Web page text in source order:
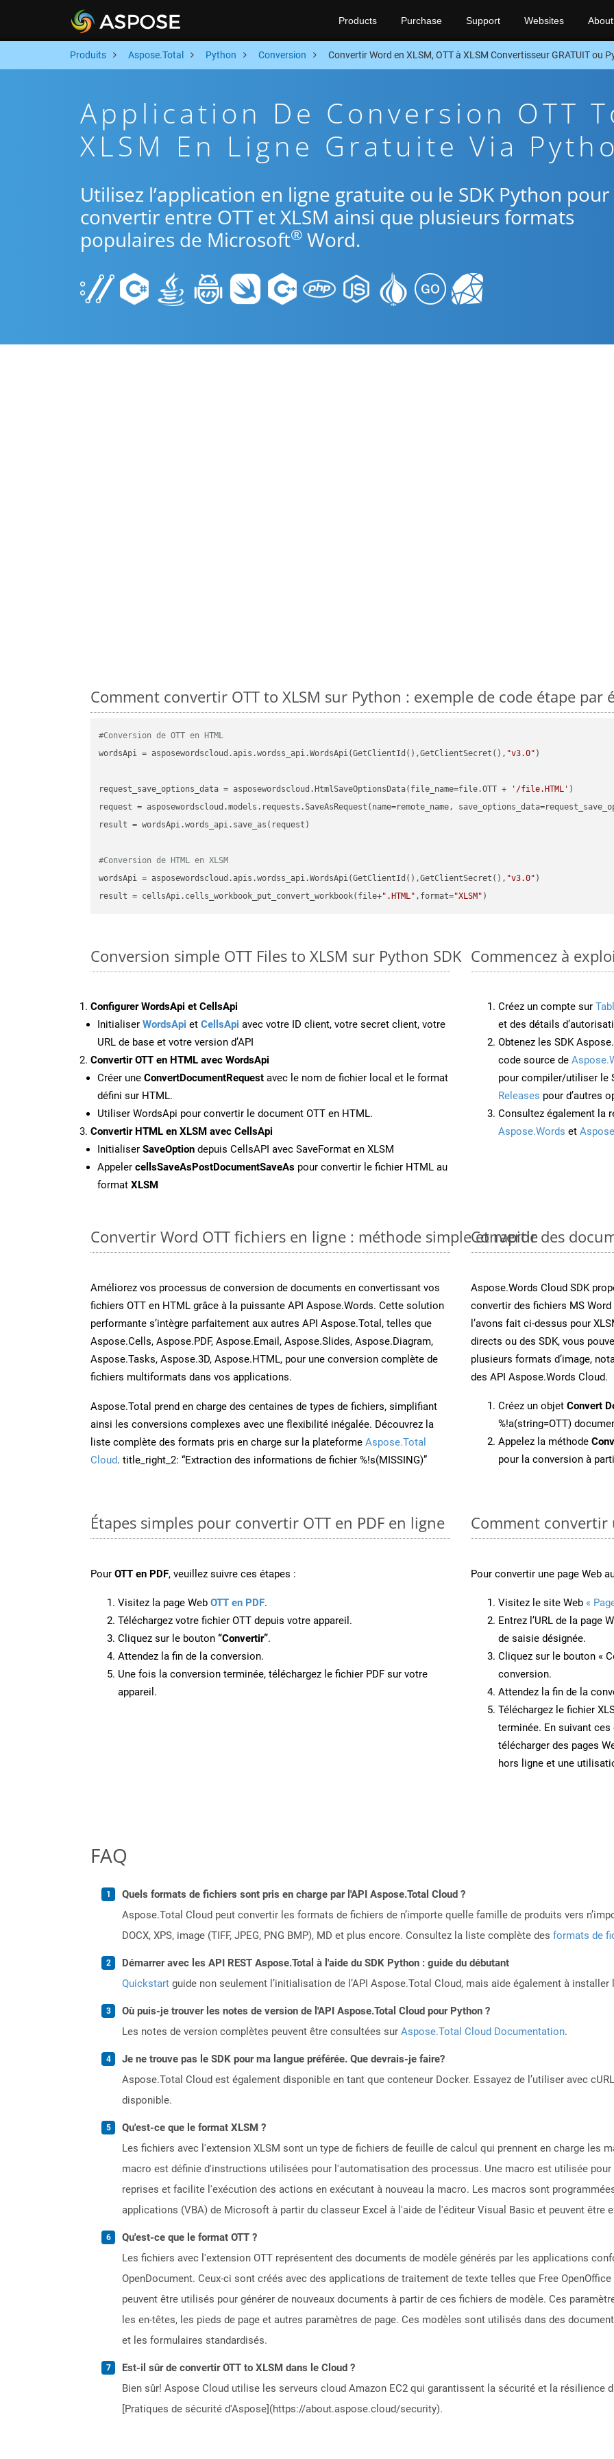
Products Purchase Support Websites About
Produits Aspose.Total Python Conversion Convertir Word en XLSM, OTT à XLSM Convertisseur GRATUIT ou
Application De Conversion OTT
XLSM En Ligne Gratuite Via
Utilisez l’application en ligne gratuite ou le SDK Python pour
convertir entre OTT et XLSM ainsi que plusieurs formats
populaires de Microsoft® Word.
Comment convertir OTT to XLSM sur Python : exemple de code étape par
#Conversion de OTT en HTML
wordsApi = asposewordscloud.apis.wordss_api.WordsApi(GetClientId(),GetClientSecret(), "v3.0" )
request_save_options_data = asposewordscloud.HtmlSaveOptionsData(file_name=file.OTT + '/file.HTML'
request
result = wordsApi.words_api.save_as(request)
#Conversion de HTML en XLSM
wordsApi = asposewordscloud.apis.wordss_api.WordsApi(GetClientId(),GetClientSecret(), "v3.0"
result = cellsApi.cells_workbook_put_convert_workbook(file+".HTML" ,format="XLSM"
Conversion simple OTT Files to XLSM sur Python SDK
Configurer WordsApi et CellsApi
Initialiser WordsApi et CellsApi avec votre ID client, votre secret client, votre
URL de base et votre version d’API
Convertir OTT en HTML avec WordsApi
Créer une ConvertDocumentRequest avec le nom de fichier local et le format
défini sur HTML.
Utiliser WordsApi pour convertir le document OTT en HTML.
Convertir HTML en XLSM avec CellsApi
Initialiser SaveOption depuis CellsAPI avec SaveFormat en XLSM
Appeler cellsSaveAsPostDocumentSaveAs pour convertir le fichier HTML au
format XLSM
Commencez à
Créez un compte sur
et des détails
Obtenez les SDK
code source de
pour compiler/utiliser le
Releases pour d’autres
Consultez également la
Aspose.Words et
Convertir Word OTT fichiers en ligne : méthode simple et rapide
Améliorez vos processus de conversion de documents en convertissant vos
fichiers OTT en HTML grâce à la puissante API Aspose.Words. Cette solution
performante s’intègre parfaitement aux autres API Aspose.Total, telles que
Aspose.Cells, Aspose.PDF, Aspose.Email, Aspose.Slides, Aspose.Diagram,
Aspose.Tasks, Aspose.3D, Aspose.HTML, pour une conversion complète de
fichiers multiformats dans vos applications.
Aspose.Total prend en charge des centaines de types de fichiers, simplifiant
ainsi les conversions complexes avec une flexibilité inégalée. Découvrez la
liste complète des formats pris en charge sur la plateforme Aspose.Total
Cloud. title_right_2: “Extraction des informations de fichier %!s(MISSING)”
Convertir des
Aspose.Words Cloud SDK
convertir des fichiers MS
l’avons fait ci-dessus pour
directs ou des SDK, vous
plusieurs formats d’image,
des API Aspose.Words Cloud.
Créez un objet Convert
%!a(string=OTT)
Appelez la méthode
pour la conversion à
Étapes simples pour convertir OTT en PDF en ligne
Pour OTT en PDF, veuillez suivre ces étapes :
Visitez la page Web OTT en PDF.
Téléchargez votre fichier OTT depuis votre appareil.
Cliquez sur le bouton “Convertir”.
Attendez la fin de la conversion.
Une fois la conversion terminée, téléchargez le fichier PDF sur votre
appareil.
Comment convertir
Pour convertir une page Web
Visitez le site Web «
Entrez l’URL de la page
de saisie désignée.
Cliquez sur le bouton «
conversion.
Attendez la fin de la
Téléchargez le fichier
terminée. En suivant
télécharger des pages
hors ligne et une
FAQ
Quels formats de fichiers sont pris en charge par l'API Aspose.Total Cloud ?
Aspose.Total Cloud peut convertir les formats de fichiers de n’importe quelle famille de produits vers
DOCX, XPS, image (TIFF, JPEG, PNG BMP), MD et plus encore. Consultez la liste complète des formats de
Démarrer avec les API REST Aspose.Total à l'aide du SDK Python : guide du débutant
Quickstart guide non seulement l’initialisation de l’API Aspose.Total Cloud, mais aide également à
Où puis-je trouver les notes de version de l'API Aspose.Total Cloud pour Python ?
Les notes de version complètes peuvent être consultées sur Aspose.Total Cloud Documentation.
Je ne trouve pas le SDK pour ma langue préférée. Que devrais-je faire?
Aspose.Total Cloud est également disponible en tant que conteneur Docker. Essayez de l’utiliser avec
disponible.
Qu'est-ce que le format XLSM ?
Les fichiers avec l'extension XLSM sont un type de fichiers de feuille de calcul qui prennent en charge les
macro est définie d'instructions utilisées pour l'automatisation des processus. Une macro est utilisée
reprises et facilite l'exécution des actions en exécutant à nouveau la macro. Les macros sont
applications (VBA) de Microsoft à partir du classeur Excel à l'aide de l'éditeur Visual Basic et peuvent être
Qu'est-ce que le format OTT ?
Les fichiers avec l'extension OTT représentent des documents de modèle générés par les applications
OpenDocument. Ceux-ci sont créés avec des applications de traitement de texte telles que Free
peuvent être utilisés pour générer de nouveaux documents à partir de ces fichiers de modèle. Ces
les en-têtes, les pieds de page et autres paramètres de page. Ces modèles sont utilisés dans des
et les formulaires standardisés.
Est-il sûr de convertir OTT to XLSM dans le Cloud ?
Bien sûr! Aspose Cloud utilise les serveurs cloud Amazon EC2 qui garantissent la sécurité et la résilience
[Pratiques de sécurité d'Aspose](https://about.aspose.cloud/security).